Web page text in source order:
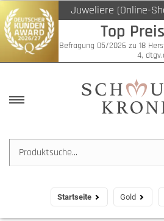
Juweliere (Online-
Top
Befragung 05/2026 zu 18
4,
Startseite Gold
Filter